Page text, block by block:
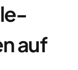
auf